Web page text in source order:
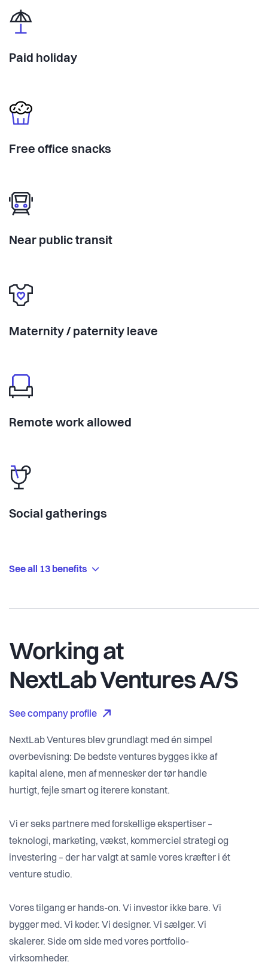
Paid holiday
Free office snacks
Near public transit
Maternity / paternity leave
Remote work allowed
Social gatherings
See all 13 benefits
Working at
NextLab Ventures A/S
See company profile
NextLab Ventures blev grundlagt med én simpel
overbevisning: De bedste ventures bygges ikke af
kapital alene, men af mennesker der tør handle
hurtigt, fejle smart og iterere konstant.
Vi er seks partnere med forskellige ekspertiser –
teknologi, marketing, vækst, kommerciel strategi og
investering – der har valgt at samle vores kræfter i ét
venture studio.
Vores tilgang er hands-on. Vi investor ikke bare. Vi
bygger med. Vi koder. Vi designer. Vi sælger. Vi
skalerer. Side om side med vores portfolio-
virksomheder.